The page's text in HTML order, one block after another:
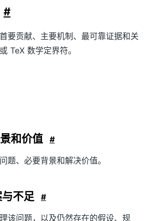
#
要贡献、主要机制、最可靠证据和关
TeX 数学定界符。
和价值 #
题、必要背景和解决价值。
不足 #
该问题，以及仍然存在的假设、规